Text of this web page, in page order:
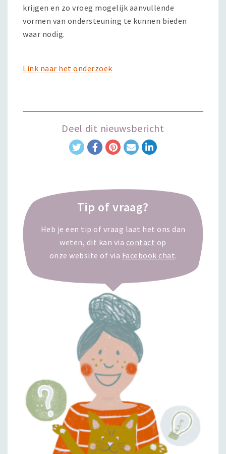
krijgen en zo vroeg mogelijk aanvullende
vormen van ondersteuning te kunnen bieden
waar nodig.
Link naar het onderzoek
Deel dit nieuwsbericht
Tip of vraag?
Heb je een tip of vraag laat het ons dan
weten, dit kan via contact op
onze website of via Facebook chat.